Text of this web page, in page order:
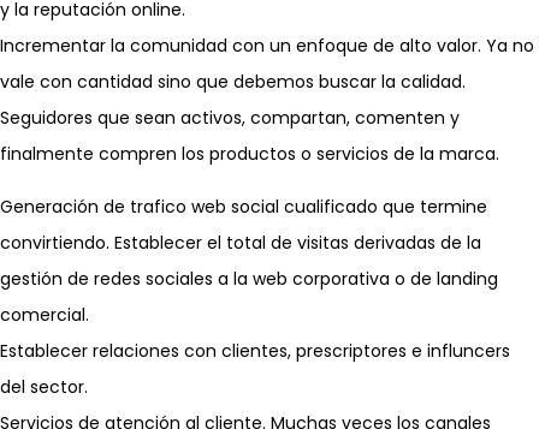
y la reputación online.
Incrementar la comunidad con un enfoque de alto valor. Ya no
vale con cantidad sino que debemos buscar la calidad.
Seguidores que sean activos, compartan, comenten y
finalmente compren los productos o servicios de la marca.
Generación de trafico web social cualificado que termine
convirtiendo. Establecer el total de visitas derivadas de la
gestión de redes sociales a la web corporativa o de landing
comercial.
Establecer relaciones con clientes, prescriptores e influncers
del sector.
Servicios de atención al cliente. Muchas veces los canales